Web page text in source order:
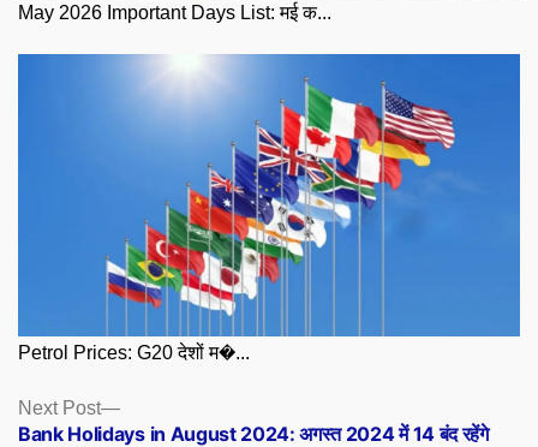
May 2026 Important Days List: मई क...
Petrol Prices: G20 देशों म�...
Posts
Next Post
Next
post:
Bank Holidays in August 2024: अगस्त 2024 में 14 बंद रहेंगे